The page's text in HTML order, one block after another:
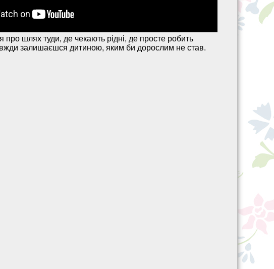
шлях туди, де чекають рідні, де просте робить
залишаєшся дитиною, яким би дорослим не став.